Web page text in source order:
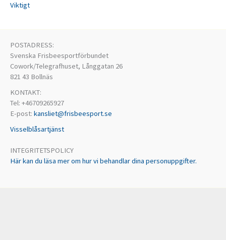
Viktigt
POSTADRESS:
Svenska Frisbeesportförbundet
Cowork/Telegrafhuset, Långgatan 26
821 43 Bollnäs
KONTAKT:
Tel: +46709265927
E-post: kansliet@frisbeesport.se
Visselblåsartjänst
INTEGRITETSPOLICY
Här kan du läsa mer om hur vi behandlar dina personuppgifter.